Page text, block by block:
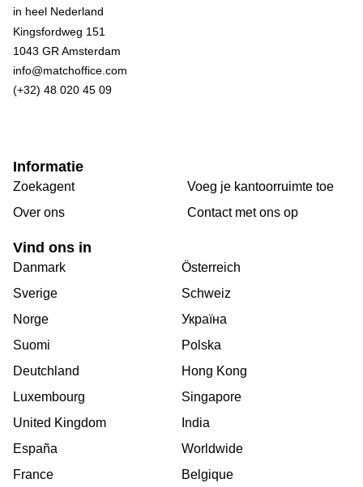
Kingsfordweg 151
1043 GR Amsterdam
info@matchoffice.com
(+32) 48 020 45 09
Informatie
Zoekagent
Over ons
Voeg je kantoorruimte toe
Сontact met ons op
Vind ons in
Danmark
Sverige
Norge
Suomi
Deutchland
Luxembourg
United Kingdom
España
France
Österreich
Schweiz
Україна
Polska
Hong Kong
Singapore
India
Worldwide
Belgique